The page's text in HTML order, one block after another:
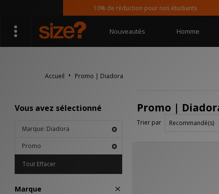
10% de réduction pour nos étudiants
Nouveautés Homme
Accueil Promo | Diadora
Vous avez sélectionné
Marque: Diadora
Promo
Tout Effacer
Marque
Promo |
Trier par